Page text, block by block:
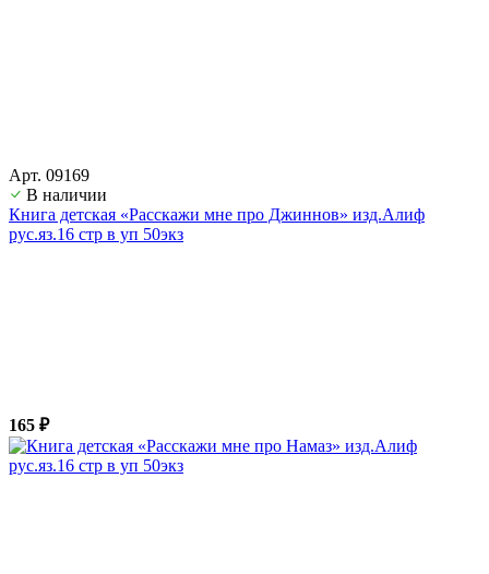
Арт. 09169
В наличии
Книга детская «Расскажи мне про Джиннов» изд.Алиф
рус.яз.16 стр в уп 50экз
165 ₽